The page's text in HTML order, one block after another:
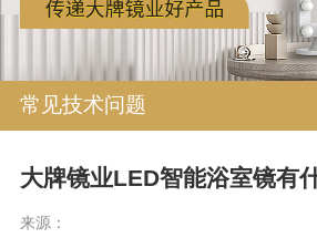
常见技术问题
大牌镜业LED智能浴室镜有
来源：